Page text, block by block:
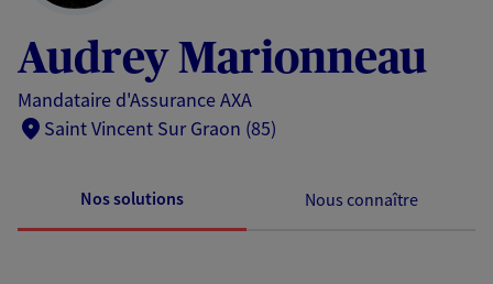
Audrey Marionneau
Mandataire d'Assurance AXA
Saint Vincent Sur Graon (85)
Nos solutions Nous connaître